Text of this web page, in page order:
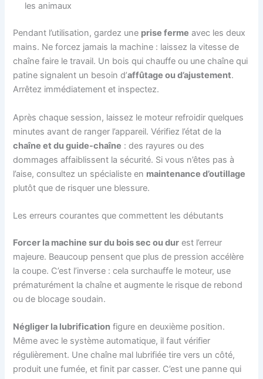
les animaux
Pendant l’utilisation, gardez une prise ferme avec les deux
mains. Ne forcez jamais la machine : laissez la vitesse de
chaîne faire le travail. Un bois qui chauffe ou une chaîne qui
patine signalent un besoin d’affûtage ou d’ajustement.
Arrêtez immédiatement et inspectez.
Après chaque session, laissez le moteur refroidir quelques
minutes avant de ranger l’appareil. Vérifiez l’état de la
chaîne et du guide-chaîne : des rayures ou des
dommages affaiblissent la sécurité. Si vous n’êtes pas à
l’aise, consultez un spécialiste en maintenance d’outillage
plutôt que de risquer une blessure.
Les erreurs courantes que commettent les débutants
Forcer la machine sur du bois sec ou dur est l’erreur
majeure. Beaucoup pensent que plus de pression accélère
la coupe. C’est l’inverse : cela surchauffe le moteur, use
prématurément la chaîne et augmente le risque de rebond
ou de blocage soudain.
Négliger la lubrification figure en deuxième position.
Même avec le système automatique, il faut vérifier
régulièrement. Une chaîne mal lubrifiée tire vers un côté,
produit une fumée, et finit par casser. C’est une panne qui